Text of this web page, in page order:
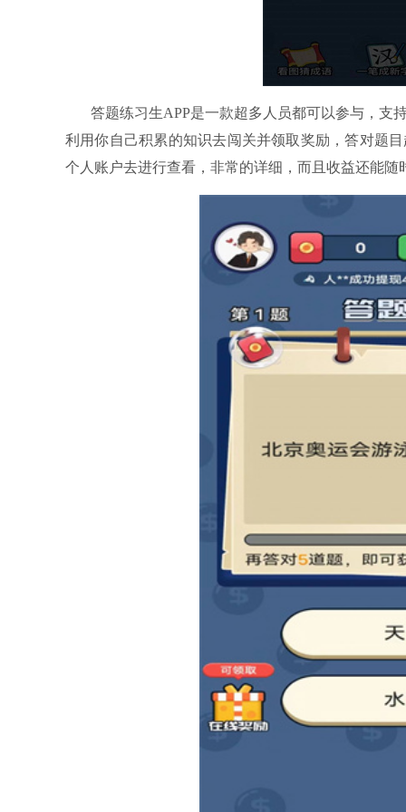
答题练习生APP是一款超多人员都可以参与，支
利用你自己积累的知识去闯关并领取奖励，答对题
个人账户去进行查看，非常的详细，而且收益还能随